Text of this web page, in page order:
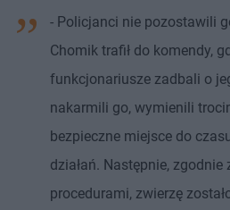
- Policjanci nie pozostawili
Chomik trafił do komendy,
funkcjonariusze zadbali o
nakarmili go, wymienili
bezpieczne miejsce do
działań. Następnie,
procedurami, zwierzę